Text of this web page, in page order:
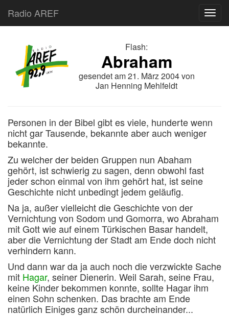
Radio AREF
Flash:
Abraham
gesendet am21. März 2004von
Jan Henning Mehlfeldt
Personen in der Bibel gibt es viele, hunderte wenn
nicht gar Tausende, bekannte aber auch weniger
bekannte.
Zu welcher der beiden Gruppen nun Abaham
gehört, ist schwierig zu sagen, denn obwohl fast
jeder schon einmal von ihm gehört hat, ist seine
Geschichte nicht unbedingt jedem geläufig.
Na ja, außer vielleicht die Geschichte von der
Vernichtung von Sodom und Gomorra, wo Abraham
mit Gott wie auf einem Türkischen Basar handelt,
aber die Vernichtung der Stadt am Ende doch nicht
verhindern kann.
Und dann war da ja auch noch die verzwickte Sache
mit Hagar, seiner Dienerin. Weil Sarah, seine Frau,
keine Kinder bekommen konnte, sollte Hagar ihm
einen Sohn schenken. Das brachte am Ende
natürlich Einiges ganz schön durcheinander...